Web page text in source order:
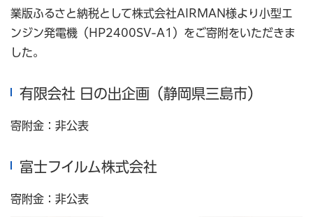
業版ふるさと納税として株式会社AIRMAN様より小型エ
ンジン発電機（HP2400SV-A1）をご寄附をいただきま
した。
有限会社 日の出企画（静岡県三島市）
寄附金：非公表
富士フイルム株式会社
寄附金：非公表